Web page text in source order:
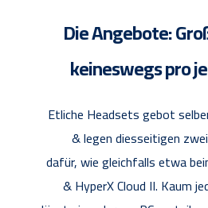
Die Angebote:
keineswegs pro
Etliche Headsets gebot
& legen diesseitigen
dafür, wie gleichfalls etwa
& HyperX Cloud II. Kaum